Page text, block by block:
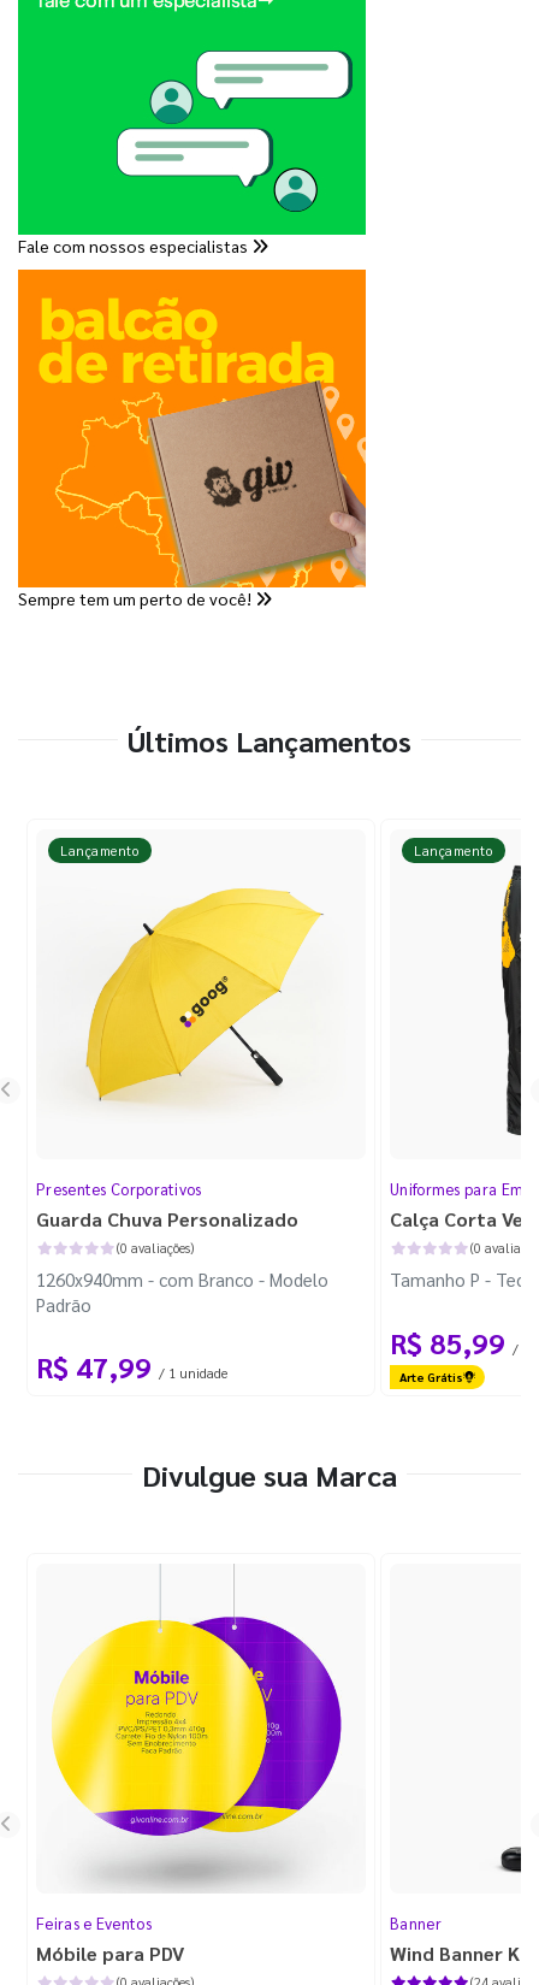
Fale com nossos especialistas
Sempre tem um perto de você!
Últimos Lançamentos
Lançamento
Presentes Corporativos
Guarda Chuva Personalizado
(0 avaliações)
1260x940mm - com Branco - Modelo
Padrão
R$ 47,99 / 1 unidade
Lançamento
Uniformes para
Calça Corta
(0
Tamanho P -
R$ 85,99 / 1
Arte Grátis
Divulgue sua Marca
Feiras e Eventos
Móbile para PDV
Banner
Wind Banner